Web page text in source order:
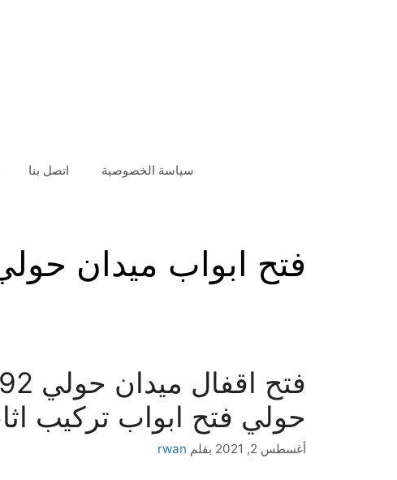
سياسة الخصوصية اتصل بنا
فتح ابواب ميدان
حولي فتح ابواب تركيب
أغسطس 2, 2021 بقلم rwan